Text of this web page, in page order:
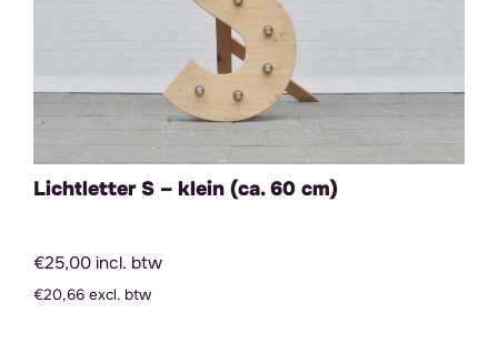
Lichtletter S – klein (ca. 60 cm)
€25,00 incl. btw
€20,66 excl. btw